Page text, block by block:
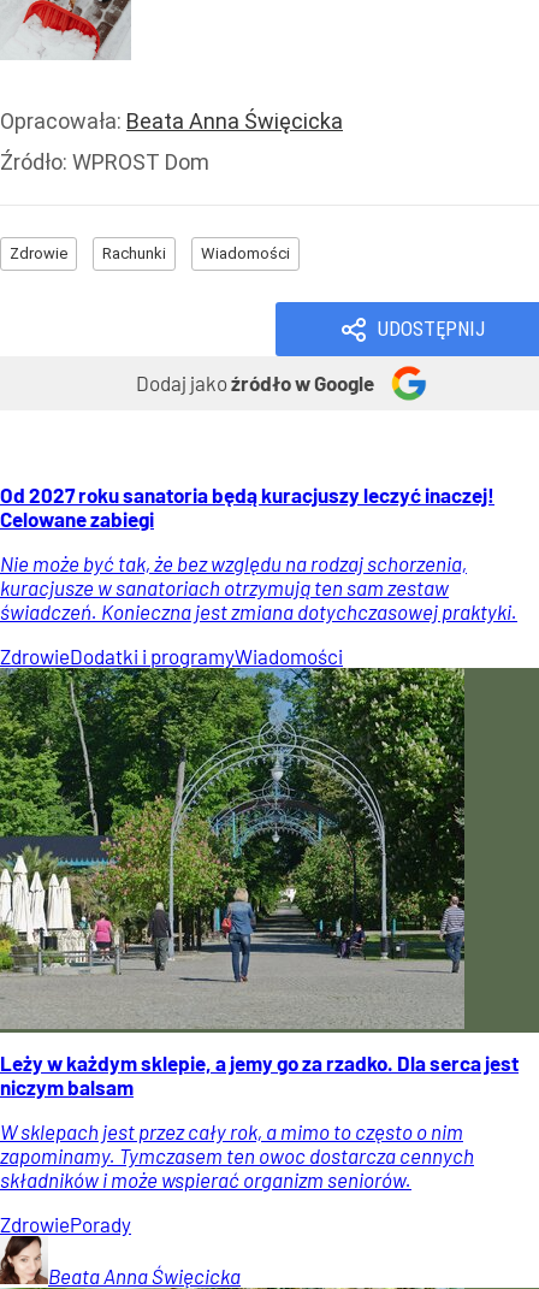
Opracowała: Beata Anna Święcicka
Źródło: WPROST Dom
Zdrowie Rachunki Wiadomości
UDOSTĘPNIJ
Dodaj jakoźródło w Google
Od 2027 roku sanatoria będą kuracjuszy leczyć inaczej!
Celowane zabiegi
Nie może być tak, że bez względu na rodzaj schorzenia,
kuracjusze w sanatoriach otrzymują ten sam zestaw
świadczeń. Konieczna jest zmiana dotychczasowej praktyki.
ZdrowieDodatki i programyWiadomości
Leży w każdym sklepie, a jemy go za rzadko. Dla serca jest
niczym balsam
W sklepach jest przez cały rok, a mimo to często o nim
zapominamy. Tymczasem ten owoc dostarcza cennych
składników i może wspierać organizm seniorów.
ZdrowiePorady
Beata Anna Święcicka